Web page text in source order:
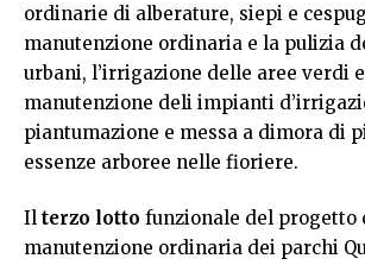
ordinarie di alberature, siepi e
manutenzione ordinaria e la pulizia
urbani, l’irrigazione delle aree verdi
manutenzione deli impianti
piantumazione e messa a dimora di
essenze arboree nelle fioriere.
Il terzo lotto funzionale del progetto
manutenzione ordinaria dei parchi